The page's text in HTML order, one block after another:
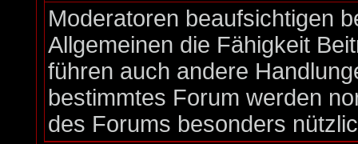
Moderatoren beaufsichtigen
Allgemeinen die Fähigkeit
führen auch andere
bestimmtes Forum werden
des Forums besonders